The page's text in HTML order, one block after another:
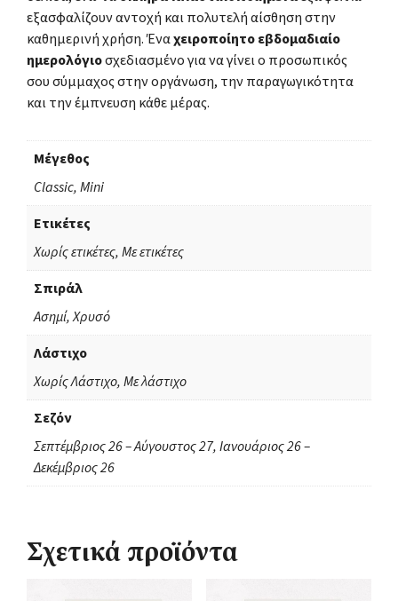
εξασφαλίζουν αντοχή και πολυτελή αίσθηση στην
καθημερινή χρήση. Έναχειροποίητο εβδομαδιαίο
ημερολόγιοσχεδιασμένο για να γίνει ο προσωπικός
σου σύμμαχος στην οργάνωση, την παραγωγικότητα
και την έμπνευση κάθε μέρας.
Μέγεθος
Classic, Mini
Ετικέτες
Χωρίς ετικέτες, Με ετικέτες
Σπιράλ
Ασημί, Χρυσό
Λάστιχο
Χωρίς Λάστιχο, Με λάστιχο
Σεζόν
Σεπτέμβριος 26 – Αύγουστος 27, Ιανουάριος 26 –
Δεκέμβριος 26
Σχετικά προϊόντα